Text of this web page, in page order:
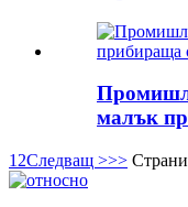
малък
1 2Следващ >>>